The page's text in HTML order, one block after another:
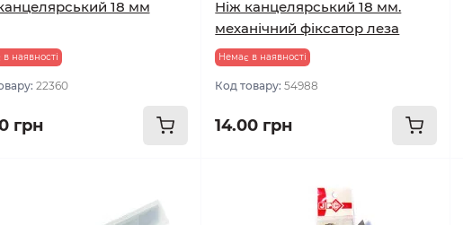
18 мм
наявності
22360
грн
Ніж канцелярський 18 мм.
механічний фіксатор леза
Немає в наявності
Код товару:54988
14.00 грн